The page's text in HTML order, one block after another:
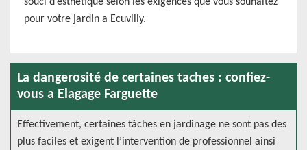
pour votre jardin a Ecuvilly.
La dangerosité de certaines taches : confiez-
vous a Elagage Farguette
Effectivement, certaines tâches en jardinage ne sont pas des
plus faciles et exigent l’intervention de professionnel ainsi